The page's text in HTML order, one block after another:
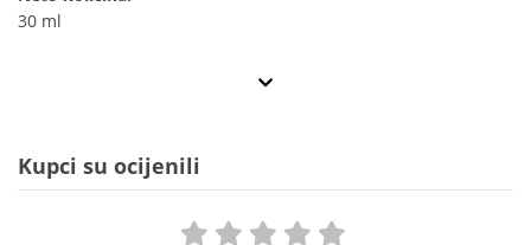
30 ml
Kupci su ocijenili